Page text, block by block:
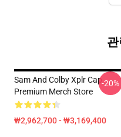
Sam And Colby Xplr Cap
Premium Merch Store
₩2,962,700 - ₩3,169,400
-20%